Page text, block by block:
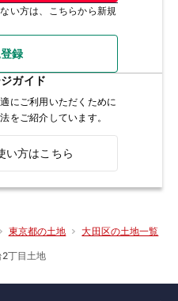
い方は、こちらから新規
録
ガイド
にご利用いただくために
をご紹介しています。
い方はこちら
東京都の土地 大田区の土地一覧
丁目土地